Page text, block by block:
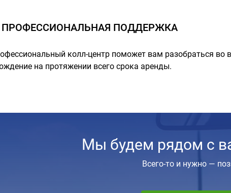
ПРОФЕССИОНАЛЬНАЯ ПОДДЕРЖКА
колл-центр поможет вам разобраться во
на протяжении всего срока аренды.
Мы будем рядом с
Всего-то и нужно —